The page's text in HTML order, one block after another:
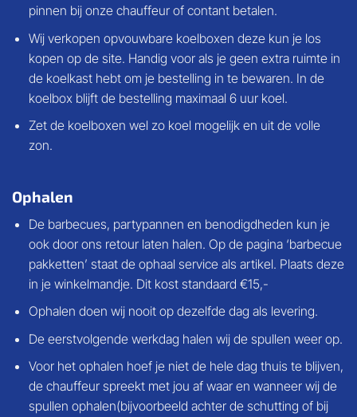
pinnen bij onze chauffeur of contant betalen.
Wij verkopen opvouwbare koelboxen deze kun je los
kopen op de site. Handig voor als je geen extra ruimte in
de koelkast hebt om je bestelling in te bewaren. In de
koelbox blijft de bestelling maximaal 6 uur koel.
Zet de koelboxen wel zo koel mogelijk en uit de volle
zon.
Ophalen
De barbecues, partypannen en benodigdheden kun je
ook door ons retour laten halen. Op de pagina ‘barbecue
pakketten’ staat de ophaal service als artikel. Plaats deze
in je winkelmandje. Dit kost standaard €15,-
Ophalen doen wij nooit op dezelfde dag als levering.
De eerstvolgende werkdag halen wij de spullen weer op.
Voor het ophalen hoef je niet de hele dag thuis te blijven,
de chauffeur spreekt met jou af waar en wanneer wij de
spullen ophalen(bijvoorbeeld achter de schutting of bij